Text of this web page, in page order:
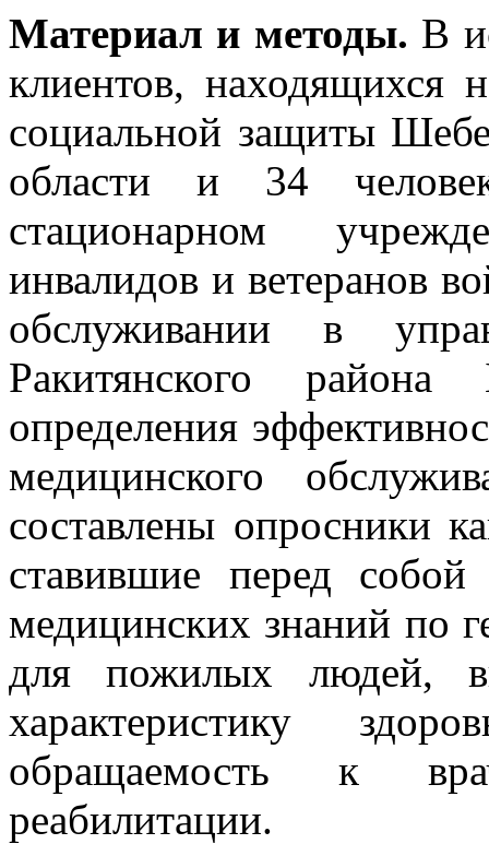
Материал и методы. В
клиентов, находящихся
социальной защиты
области и 34
стационарном
инвалидов и ветеранов
обслуживании в
Ракитянского района
определения
медицинского
составлены опросники
ставившие перед
медицинских знаний по
для пожилых людей,
характеристику
обращаемость к
реабилитации.